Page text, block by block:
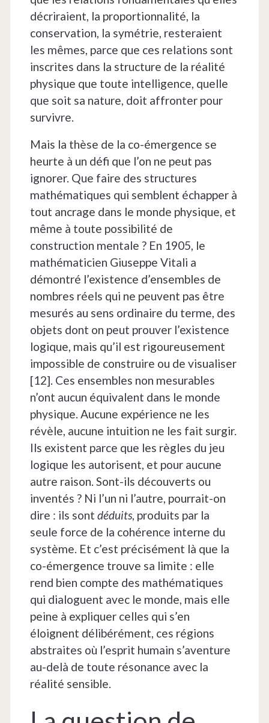
décriraient, la proportionnalité, la
conservation, la symétrie, resteraient
les mêmes, parce que ces relations sont
inscrites dans la structure de la réalité
physique que toute intelligence, quelle
que soit sa nature, doit affronter pour
survivre.
Mais la thèse de la co-émergence se
heurte à un défi que l’on ne peut pas
ignorer. Que faire des structures
mathématiques qui semblent échapper à
tout ancrage dans le monde physique, et
même à toute possibilité de
construction mentale ? En 1905, le
mathématicien Giuseppe Vitali a
démontré l’existence d’ensembles de
nombres réels qui ne peuvent pas être
mesurés au sens ordinaire du terme, des
objets dont on peut prouver l’existence
logique, mais qu’il est rigoureusement
impossible de construire ou de visualiser
[12]. Ces ensembles non mesurables
n’ont aucun équivalent dans le monde
physique. Aucune expérience ne les
révèle, aucune intuition ne les fait surgir.
Ils existent parce que les règles du jeu
logique les autorisent, et pour aucune
autre raison. Sont-ils découverts ou
inventés ? Ni l’un ni l’autre, pourrait-on
dire : ils sont déduits, produits par la
seule force de la cohérence interne du
système. Et c’est précisément là que la
co-émergence trouve sa limite : elle
rend bien compte des mathématiques
qui dialoguent avec le monde, mais elle
peine à expliquer celles qui s’en
éloignent délibérément, ces régions
abstraites où l’esprit humain s’aventure
au-delà de toute résonance avec la
réalité sensible.